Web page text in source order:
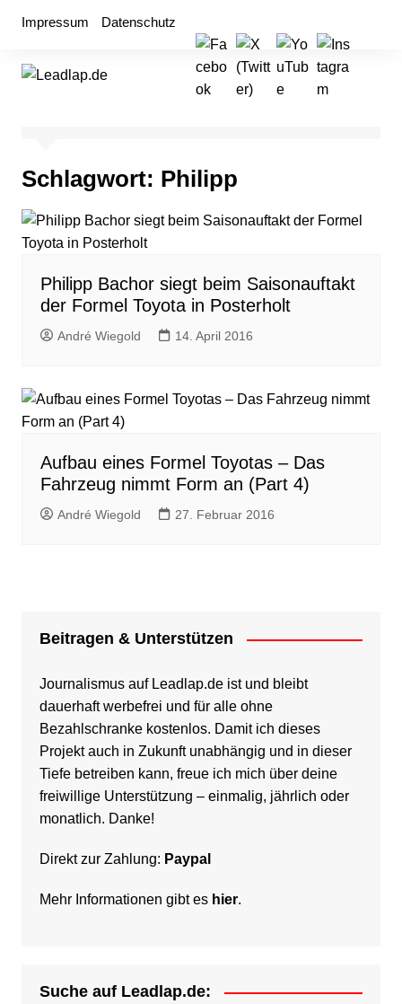
Impressum Datenschutz
Schlagwort: Philipp
Philipp Bachor siegt beim Saisonauftakt
der Formel Toyota in Posterholt
André Wiegold 14. April 2016
Aufbau eines Formel Toyotas – Das
Fahrzeug nimmt Form an (Part 4)
André Wiegold 27. Februar 2016
Beitragen & Unterstützen
Journalismus auf Leadlap.de ist und bleibt
dauerhaft werbefrei und für alle ohne
Bezahlschranke kostenlos. Damit ich dieses
Projekt auch in Zukunft unabhängig und in dieser
Tiefe betreiben kann, freue ich mich über deine
freiwillige Unterstützung – einmalig, jährlich oder
monatlich. Danke!
Direkt zur Zahlung: Paypal
Mehr Informationen gibt es hier.
Suche auf Leadlap.de: